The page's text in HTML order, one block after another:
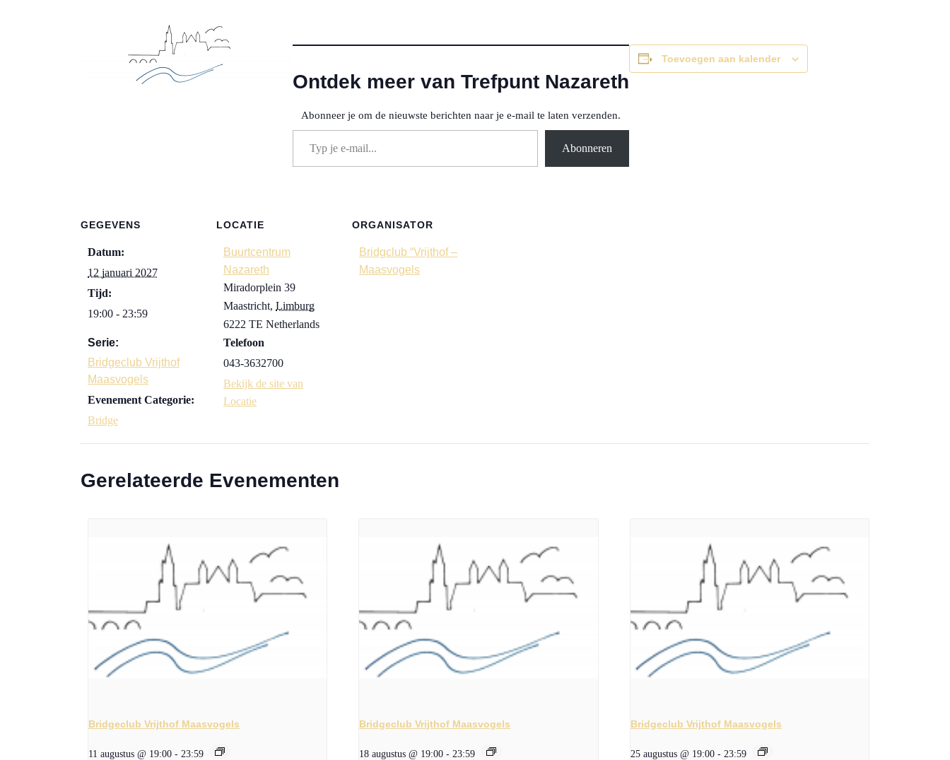
Ontdek meer van Trefpunt Nazareth
Abonneer je om de nieuwste berichten naar je e-mail te laten verzenden.
Typ je e-mail...
Abonneren
Toevoegen aan kalender
GEGEVENS
Datum:
12 januari 2027
Tijd:
19:00 - 23:59
Serie:
Bridgeclub Vrijthof
Maasvogels
Evenement Categorie:
Bridge
LOCATIE
Buurtcentrum
Nazareth
Miradorplein 39
Maastricht, Limburg
6222 TE Netherlands
Telefoon
043-3632700
Bekijk de site van
Locatie
ORGANISATOR
Bridgclub “Vrijthof –
Maasvogels
Gerelateerde Evenementen
Bridgeclub Vrijthof Maasvogels
11 augustus @ 19:00 - 23:59
Bridgeclub Vrijthof Maasvogels
18 augustus @ 19:00 - 23:59
Bridgeclub Vrijthof Maasvogels
25 augustus @ 19:00 - 23:59